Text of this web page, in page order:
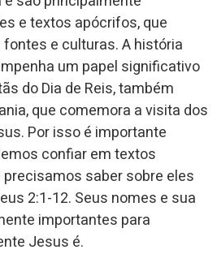
e textos apócrifos, que
e culturas. A história
um papel significativo
do Dia de Reis, também
que comemora a visita dos
Por isso é importante
confiar em textos
saber sobre eles
2:1-12. Seus nomes e sua
importantes para
Jesus é.